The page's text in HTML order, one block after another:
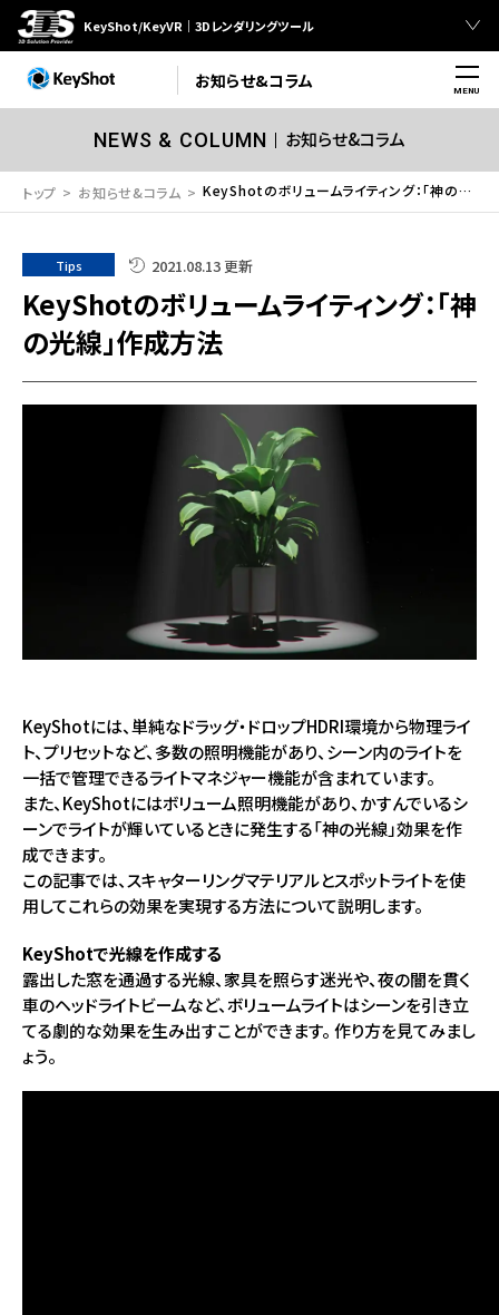
KeyShot/KeyVR｜3Dレンダリングツール
お知らせ&コラム MENU
NEWS & COLUMN お知らせ&コラム
トップ お知らせ&コラム KeyShotのボリュームライティング：「神の光線」作成方法
Tips 2021.08.13 更新
KeyShotのボリュームライティング：「神
の光線」作成方法
KeyShotには、単純なドラッグ・ドロップHDRI環境から物理ライ
ト、プリセットなど、多数の照明機能があり、シーン内のライトを
一括で管理できるライトマネジャー機能が含まれています。
また、KeyShotにはボリューム照明機能があり、かすんでいるシ
ーンでライトが輝いているときに発生する「神の光線」効果を作
成できます。
この記事では、スキャターリングマテリアルとスポットライトを使
用してこれらの効果を実現する方法について説明します。
KeyShotで光線を作成する
露出した窓を通過する光線、家具を照らす迷光や、夜の闇を貫く
車のヘッドライトビームなど、ボリュームライトはシーンを引き立
てる劇的な効果を生み出すことができます。 作り方を見てみまし
ょう。